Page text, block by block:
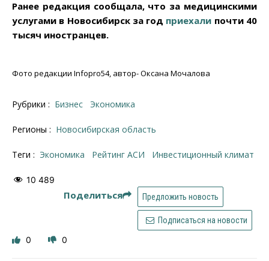
Ранее редакция сообщала, что за медицинскими
услугами в Новосибирск за год приехали почти 40
тысяч иностранцев.
Фото редакции Infopro54, автор- Оксана Мочалова
Рубрики : Бизнес Экономика
Регионы : Новосибирская область
Теги : Экономика рейтинг АСИ Инвестиционный климат
10 489
Поделиться Предложить новость
Подписаться на новости
0 0